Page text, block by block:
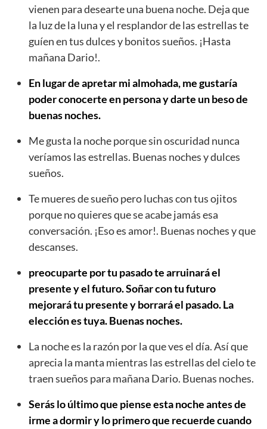
vienen para desearte una buena noche. Deja que
la luz de la luna y el resplandor de las estrellas te
guíen en tus dulces y bonitos sueños. ¡Hasta
mañana Dario!.
En lugar de apretar mi almohada, me gustaría
poder conocerte en persona y darte un beso de
buenas noches.
Me gusta la noche porque sin oscuridad nunca
veríamos las estrellas. Buenas noches y dulces
sueños.
Te mueres de sueño pero luchas con tus ojitos
porque no quieres que se acabe jamás esa
conversación. ¡Eso es amor!. Buenas noches y que
descanses.
preocuparte por tu pasado te arruinará el
presente y el futuro. Soñar con tu futuro
mejorará tu presente y borrará el pasado. La
elección es tuya. Buenas noches.
La noche es la razón por la que ves el día. Así que
aprecia la manta mientras las estrellas del cielo te
traen sueños para mañana Dario. Buenas noches.
Serás lo último que piense esta noche antes de
irme a dormir y lo primero que recuerde cuando